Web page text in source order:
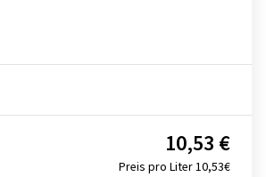
Preis pro Liter 10,53€
10,53 €